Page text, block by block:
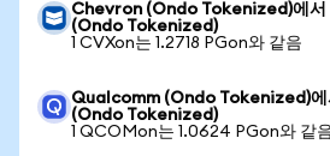
Chevron (Ondo Tokenized)에
(Ondo Tokenized)
1 CVXon는 1.2718 PGon와 같음
Qualcomm (Ondo Tokenized)
(Ondo Tokenized)
1 QCOMon는 1.0624 PGon와 같